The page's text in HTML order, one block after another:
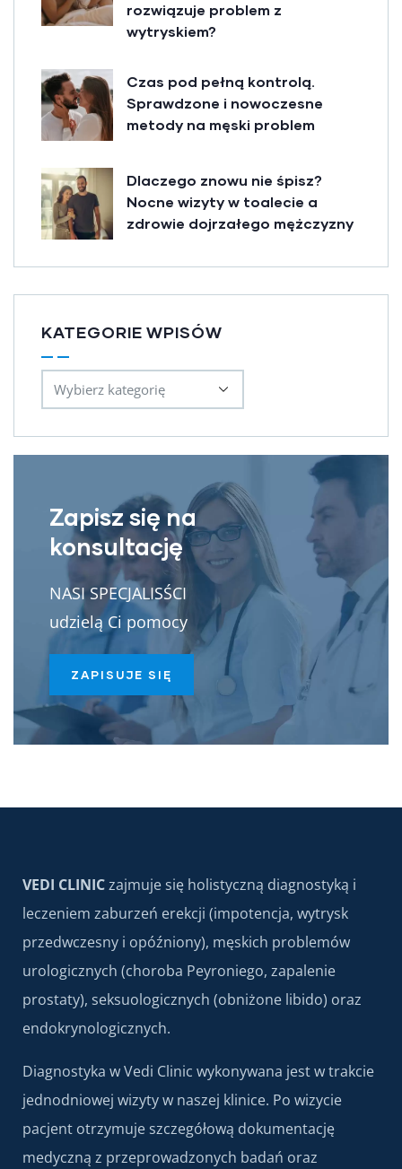
rozwiązuje problem z
wytryskiem?
Czas pod pełną kontrolą.
Sprawdzone i nowoczesne
metody na męski problem
Dlaczego znowu nie śpisz?
Nocne wizyty w toalecie a
zdrowie dojrzałego mężczyzny
KATEGORIE WPISÓW
Zapisz się na
konsultację
NASI SPECJALISŚCI
udzielą Ci pomocy
ZAPISUJE SIĘ
VEDI CLINICzajmuje się holistyczną diagnostyką i
leczeniem zaburzeń erekcji (impotencja, wytrysk
przedwczesny i opóźniony), męskich problemów
urologicznych (choroba Peyroniego, zapalenie
prostaty), seksuologicznych (obniżone libido) oraz
endokrynologicznych.
Diagnostyka w Vedi Clinic wykonywana jest w trakcie
jednodniowej wizyty w naszej klinice. Po wizycie
pacjent otrzymuje szczegółową dokumentację
medyczną z przeprowadzonych badań oraz